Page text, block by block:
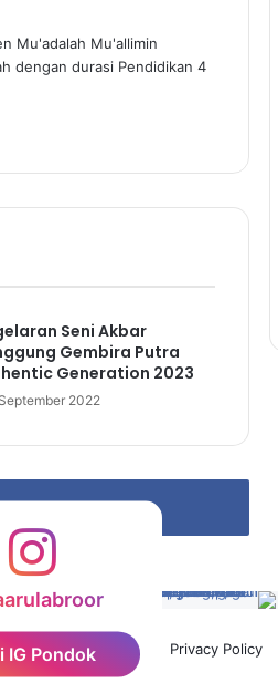
Mu'adalah Mu'allimin
dengan durasi Pendidikan 4
Seni Akbar
Gembira Putra
Generation 2023
2022
IG Pondok Privacy Policy
Facebook
YouTubeInstagram
TikTok